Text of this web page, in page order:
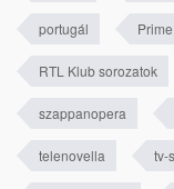
portugál Prime
RTL Klub sorozatok
szappanopera
telenovella tv-